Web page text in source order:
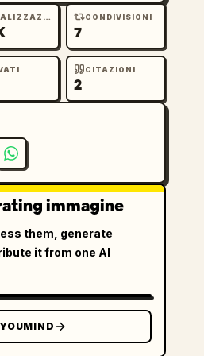
VISUALIZZAZIONI CONDIVISIONI
7
CITAZIONI
2
immagine
them, generate
it from one AI